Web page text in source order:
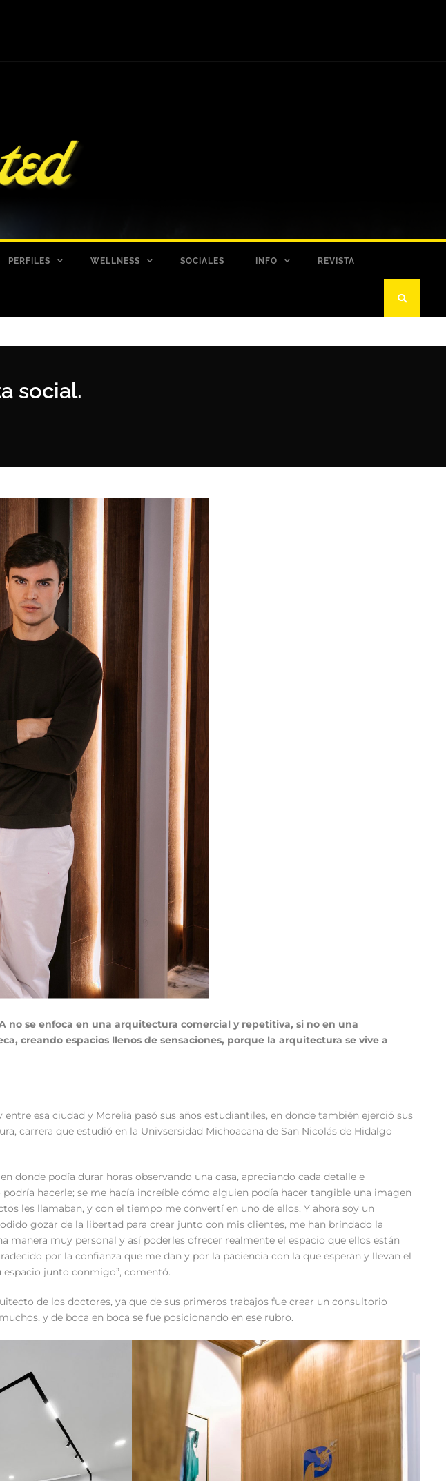
PERFILES WELLNESS SOCIALES INFO REVISTA
social.
no se enfoca en una arquitectura comercial y repetitiva, si no en una
creando espacios llenos de sensaciones, porque la arquitectura se vive a
entre esa ciudad y Morelia pasó sus años estudiantiles, en donde también ejerció sus
carrera que estudió en la Univsersidad Michoacana de San Nicolás de Hidalgo
donde podía durar horas observando una casa, apreciando cada detalle e
hacerle; se me hacía increíble cómo alguien podía hacer tangible una imagen
les llamaban, y con el tiempo me convertí en uno de ellos. Y ahora soy un
gozar de la libertad para crear junto con mis clientes, me han brindado la
manera muy personal y así poderles ofrecer realmente el espacio que ellos están
por la confianza que me dan y por la paciencia con la que esperan y llevan el
junto conmigo”, comentó.
de los doctores, ya que de sus primeros trabajos fue crear un consultorio
y de boca en boca se fue posicionando en ese rubro.